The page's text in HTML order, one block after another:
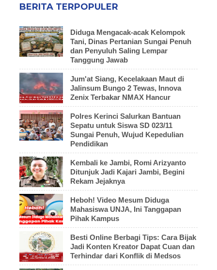
BERITA TERPOPULER
Diduga Mengacak-acak Kelompok
Tani, Dinas Pertanian Sungai Penuh
dan Penyuluh Saling Lempar
Tanggung Jawab
Jum'at Siang, Kecelakaan Maut di
Jalinsum Bungo 2 Tewas, Innova
Zenix Terbakar NMAX Hancur
Polres Kerinci Salurkan Bantuan
Sepatu untuk Siswa SD 023/11
Sungai Penuh, Wujud Kepedulian
Pendidikan
Kembali ke Jambi, Romi Arizyanto
Ditunjuk Jadi Kajari Jambi, Begini
Rekam Jejaknya
Heboh! Video Mesum Diduga
Mahasiswa UNJA, Ini Tanggapan
Pihak Kampus
Besti Online Berbagi Tips: Cara Bijak
Jadi Konten Kreator Dapat Cuan dan
Terhindar dari Konflik di Medsos